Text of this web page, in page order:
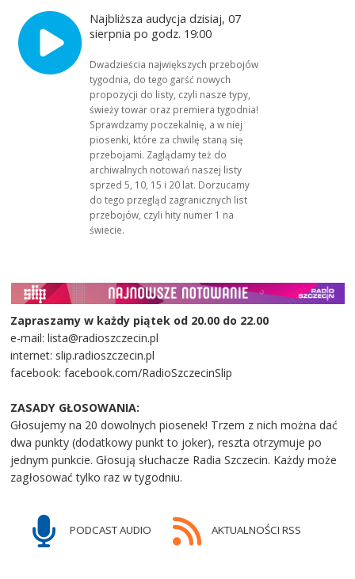
Najbliższa audycja dzisiaj, 07
sierpnia po godz. 19:00
Dwadzieścia największych przebojów
tygodnia, do tego garść nowych
propozycji do listy, czyli nasze typy,
świeży towar oraz premiera tygodnia!
Sprawdzamy poczekalnię, a w niej
piosenki, które za chwilę staną się
przebojami. Zaglądamy też do
archiwalnych notowań naszej listy
sprzed 5, 10, 15 i 20 lat. Dorzucamy
do tego przegląd zagranicznych list
przebojów, czyli hity numer 1 na
świecie.
Zapraszamy w każdy piątek od 20.00 do 22.00
e-mail: lista@radioszczecin.pl
internet: slip.radioszczecin.pl
facebook: facebook.com/RadioSzczecinSlip
ZASADY GŁOSOWANIA:
Głosujemy na 20 dowolnych piosenek! Trzem z nich można dać
dwa punkty (dodatkowy punkt to joker), reszta otrzymuje po
jednym punkcie. Głosują słuchacze Radia Szczecin. Każdy może
zagłosować tylko raz w tygodniu.
PODCAST AUDIO AKTUALNOŚCI RSS